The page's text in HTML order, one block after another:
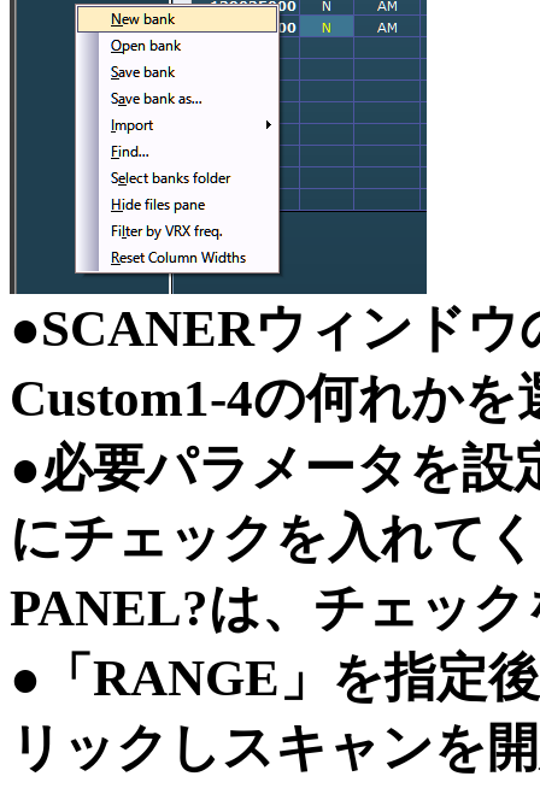
●SCANERウィンドウ
Custom1-4の何れか
●必要パラメータを設
にチェックを入れて
PANEL?は、チェッ
●「RANGE」を指定
リックしスキャンを